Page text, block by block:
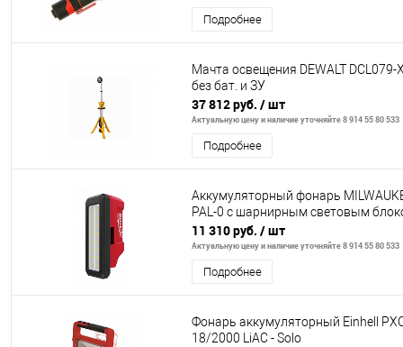
Подробнее
Мачта освещения DEWALT DCL079-
без бат. и ЗУ
37 812 руб. / шт
Актуальную цену и наличие уточняйте 8 914 55 80 533
Подробнее
Аккумуляторный фонарь
PAL-0 с шарнирным световым
11 310 руб. / шт
Актуальную цену и наличие уточняйте 8 914 55 80 533
Подробнее
Фонарь аккумуляторный Einhell
18/2000 LiAC - Solo